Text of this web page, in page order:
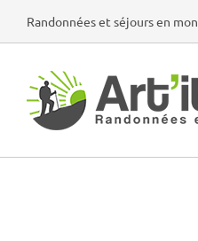
Randonnées et séjours en